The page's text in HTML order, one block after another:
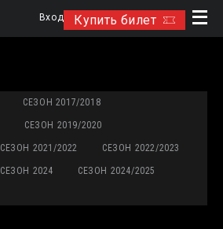
Купить билет
Вход
СЕЗОН 2017/2018
СЕЗОН 2019/2020
СЕЗОН 2021/2022 СЕЗОН 2022/2023
СЕЗОН 2024 СЕЗОН 2024/2025